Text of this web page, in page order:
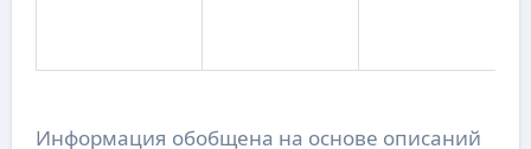
Информация обобщена на основе описаний